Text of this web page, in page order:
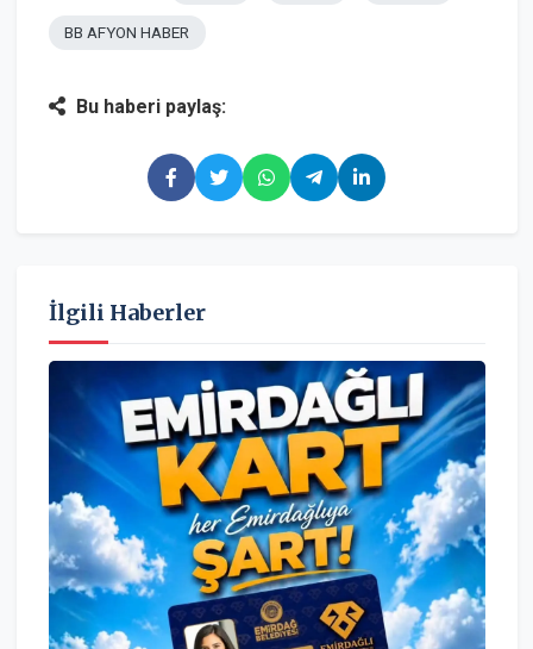
BB AFYON HABER
Bu haberi paylaş:
İlgili Haberler